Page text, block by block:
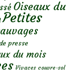
Oiseaux du
Petites
presse
du mois
Vivaces couvre-sol